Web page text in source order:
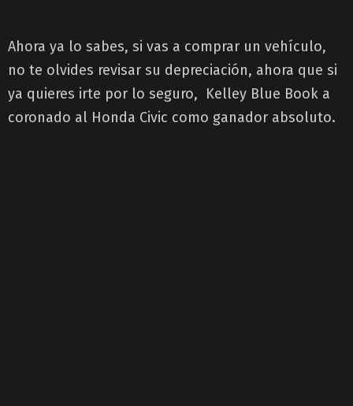
Ahora ya lo sabes, si vas a comprar un vehículo,
no te olvides revisar su depreciación, ahora que si
ya quieres irte por lo seguro, Kelley Blue Book a
coronado al Honda Civic como ganador absoluto.